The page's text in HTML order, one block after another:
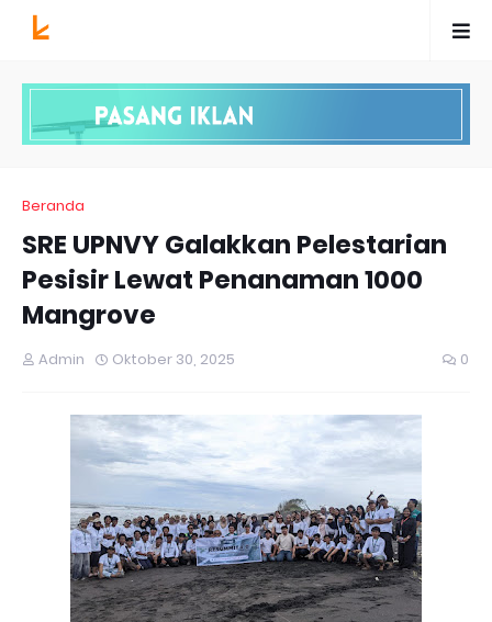
Beranda
SRE UPNVY Galakkan Pelestarian
Pesisir Lewat Penanaman 1000
Mangrove
Admin Oktober 30, 2025 0